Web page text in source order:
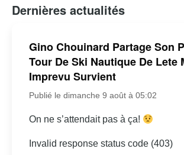
Dernières actualités
Gino Chouinard Partage Son
Tour De Ski Nautique De Lete
Imprevu Survient
Publié le dimanche 9 août à 05:02
On ne s’attendait pas à ça!
Invalid response status code (403)